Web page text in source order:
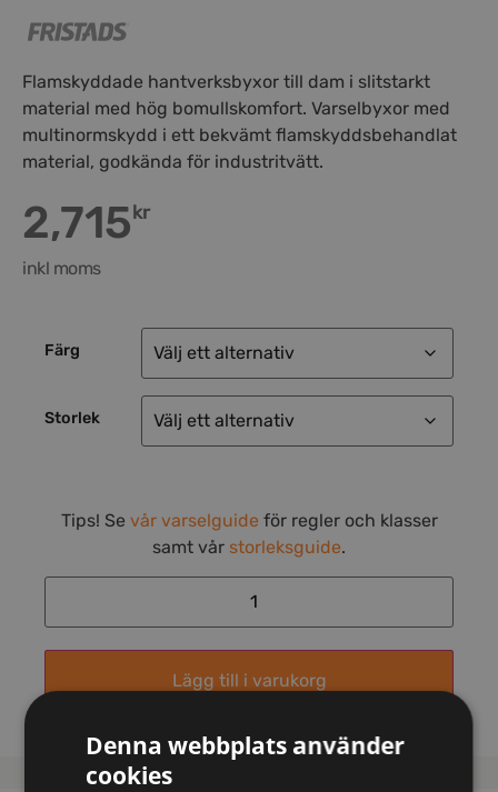
Flamskyddade hantverksbyxor till dam i slitstarkt
material med hög bomullskomfort. Varselbyxor med
multinormskydd i ett bekvämt flamskyddsbehandlat
material, godkända för industritvätt.
2,715kr
inkl moms
Färg
Storlek
Tips! Se vår varselguide för regler och klasser
samt vår storleksguide.
Lägg till i varukorg
Denna webbplats använder
cookies